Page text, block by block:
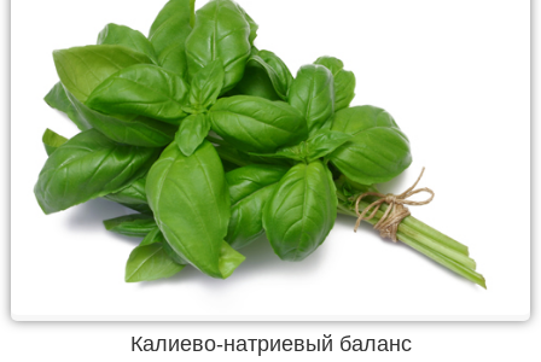
Калиево-натриевый баланс